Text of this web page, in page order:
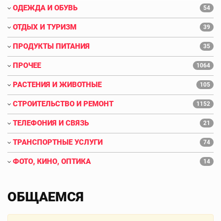
ОДЕЖДА И ОБУВЬ 54
ОТДЫХ И ТУРИЗМ 39
ПРОДУКТЫ ПИТАНИЯ 35
ПРОЧЕЕ 1064
РАСТЕНИЯ И ЖИВОТНЫЕ 105
СТРОИТЕЛЬСТВО И РЕМОНТ 1152
ТЕЛЕФОНИЯ И СВЯЗЬ 21
ТРАНСПОРТНЫЕ УСЛУГИ 74
ФОТО, КИНО, ОПТИКА 14
ОБЩАЕМСЯ